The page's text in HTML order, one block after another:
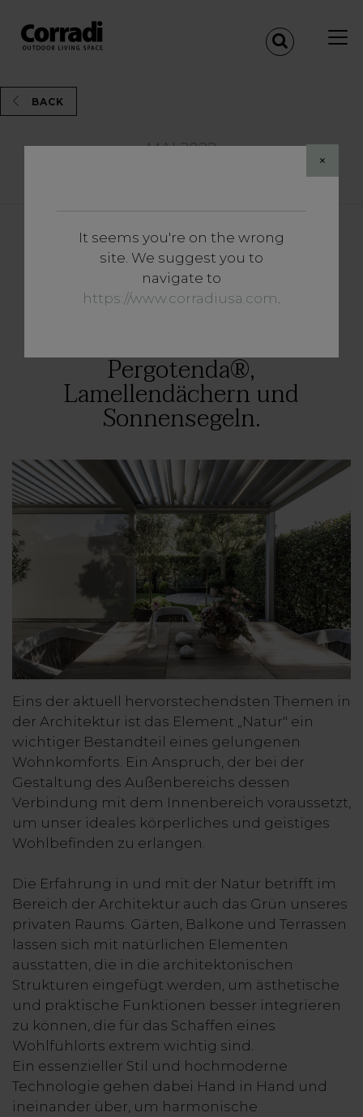
×
It seems you're on the wrong
site. We suggest you to
navigate to
https://www.corradiusa.com.
BACK
MAI 2022
Vertiefungen
Den Himmel als Decke über
Ihnen und rundherum alles
Pergotenda®,
Lamellendächern und
Sonnensegeln.
Eins der aktuell hervorstechendsten Themen in
der Architektur ist das Element „Natur" ein
wichtiger Bestandteil eines gelungenen
Wohnkomforts. Ein Anspruch, der bei der
Gestaltung des Außenbereichs dessen
Verbindung mit dem Innenbereich voraussetzt,
um unser ideales körperliches und geistiges
Wohlbefinden zu erlangen.
Die Erfahrung in und mit der Natur betrifft im
Bereich der Architektur auch das Grün unseres
privaten Raums. Gärten, Balkone und Terrassen
lassen sich mit natürlichen Elementen
ausstatten, die in die architektonischen
Strukturen eingefügt werden, um ästhetische
und praktische Funktionen besser integrieren
zu können, die für das Schaffen eines
Wohlfühlorts extrem wichtig sind.
Ein essenzieller Stil und hochmoderne
Technologie gehen dabei Hand in Hand und
ineinander über, um harmonische